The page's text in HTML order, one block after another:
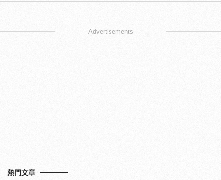
Advertisements
熱門文章